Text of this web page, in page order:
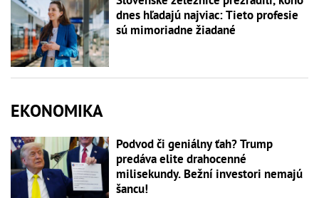
dnes hľadajú najviac: Tieto profesie
sú mimoriadne žiadané
EKONOMIKA
Podvod či geniálny ťah? Trump
predáva elite drahocenné
milisekundy. Bežní investori nemajú
šancu!